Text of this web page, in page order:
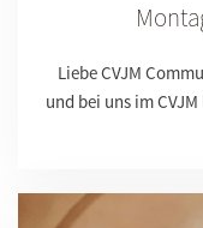
Liebe CVJM
und bei uns im